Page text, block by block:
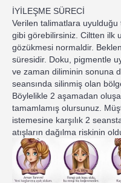
İYİLEŞME SÜRECİ
Verilen talimatlara uyulduğu
gibi görebilirsiniz. Ciltten ilk
gözükmesi normaldir.
süresidir. Doku, pigmentle
ve zaman diliminin sonuna
seansında silinmiş olan
Böylelikle 2 aşamadan
tamamlamış olursunuz.
istemesine karşılık 2
atışların dağılma riskinin